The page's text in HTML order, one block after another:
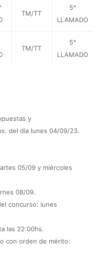
TM/TT
5°
LLAMADO
TM/TT
5°
LLAMADO
y
del día lunes 04/09/23.
05/09 y miércoles
08/09.
concurso: lunes
las 22:00hs.
con orden de mérito: